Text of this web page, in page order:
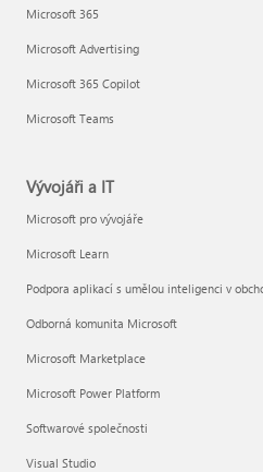
Microsoft 365
Microsoft Advertising
Microsoft 365 Copilot
Microsoft Teams
Vývojáři a IT
Microsoft pro vývojáře
Microsoft Learn
Podpora aplikací s umělou inteligenci v
Odborná komunita Microsoft
Microsoft Marketplace
Microsoft Power Platform
Softwarové společnosti
Visual Studio